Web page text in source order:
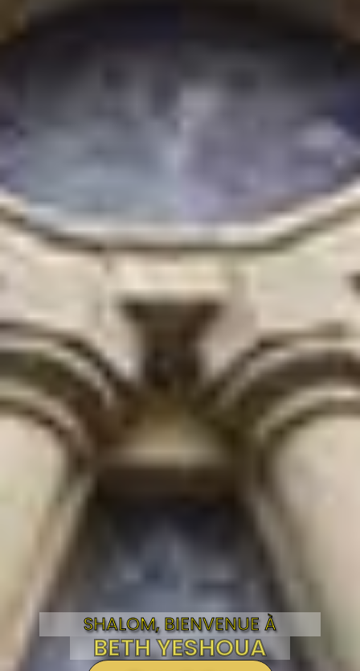
SHALOM, BIENVENUE À
BETH YESHOUA